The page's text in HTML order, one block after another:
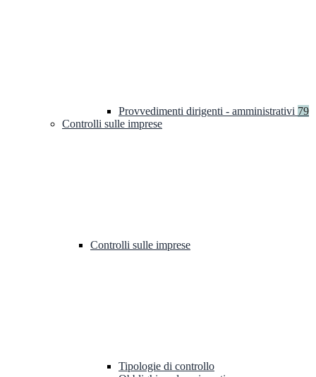
Provvedimenti dirigenti - amministrativi 79
Controlli sulle imprese
Controlli sulle imprese
Tipologie di controllo